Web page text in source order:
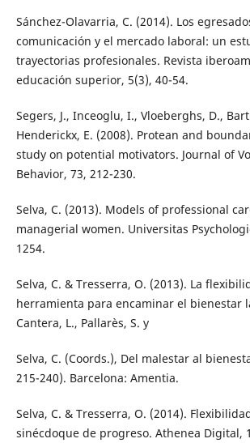
Sánchez-Olavarria, C. (2014). Los
comunicación y el mercado laboral: un
trayectorias profesionales. Revista
educación superior, 5(3), 40-54.
Segers, J., Inceoglu, I., Vloeberghs, D.,
Henderickx, E. (2008). Protean and
study on potential motivators. Journal of
Behavior, 73, 212-230.
Selva, C. (2013). Models of professional
managerial women. Universitas
1254.
Selva, C. & Tresserra, O. (2013). La
herramienta para encaminar el bienestar
Cantera, L., Pallarès, S. y
Selva, C. (Coords.), Del malestar al
215-240). Barcelona: Amentia.
Selva, C. & Tresserra, O. (2014).
sinécdoque de progreso. Athenea Digital,